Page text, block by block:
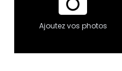
Ajoutez vos photos